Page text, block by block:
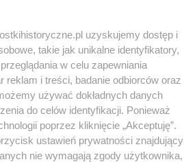
odsłony we wrześniu
odsłon we wrześniu
odsłon we wrześniu
odsłon we wrześniu
uzyskujemy dostęp i
takie jak unikalne identyfikatory,
w celu zapewniania
i treści, badanie odbiorców oraz
używać dokładnych danych
do celów identyfikacji. Ponieważ
poprzez kliknięcie „Akceptuję”.
ustawień prywatności znajdujący
nie wymagają zgody użytkownika,